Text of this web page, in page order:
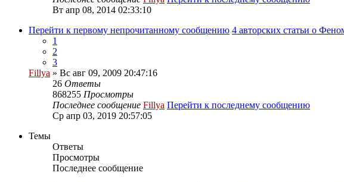
Вт апр 08, 2014 02:33:10
Перейти к первому непрочитанному сообщению 4 авторских статьи о
1
2
3
Fillya » Вс авг 09, 2009 20:47:16
26 Ответы
868255 Просмотры
Последнее сообщение Fillya Перейти к последнему сообщению
Ср апр 03, 2019 20:57:05
Темы
Ответы
Просмотры
Последнее сообщение